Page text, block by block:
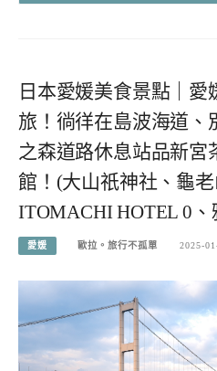
日本愛媛美食景點｜愛
旅！徜徉在島波海道、
之森道路休息站品新宮
館！(大山祇神社、龜老
ITOMACHI HOTEL 0、
愛媛 歐拉。旅行不孤單 2025-